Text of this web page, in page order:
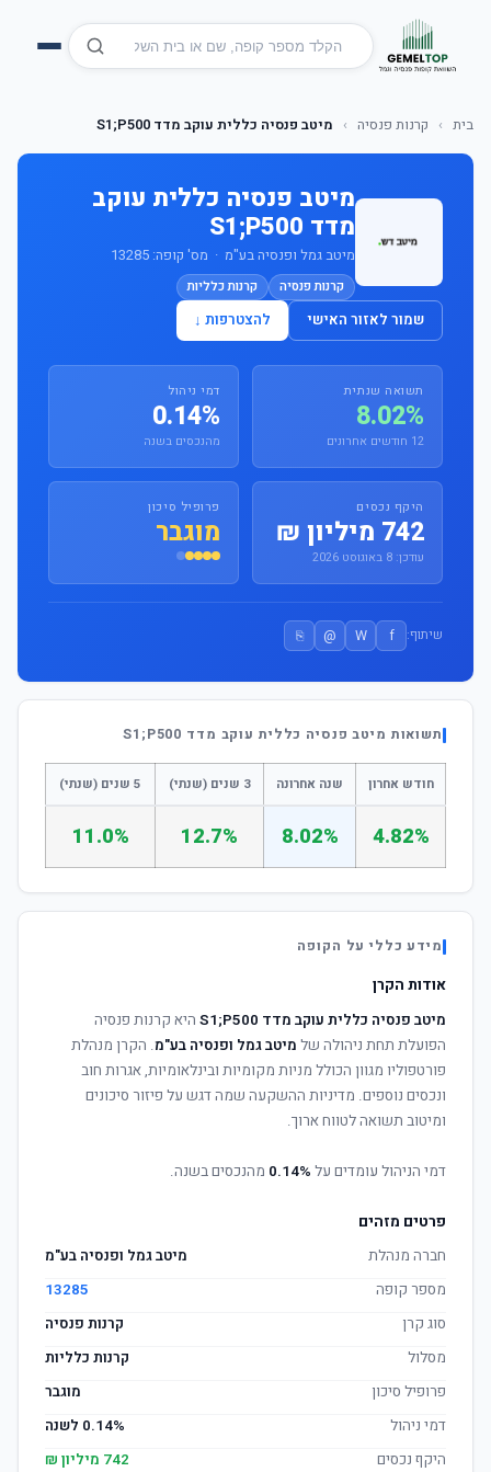
בית › קרנות פנסיה › מיטב פנסיה כללית עוקב מדד S1;P500
מיטב פנסיה כללית עוקב
מדד S1;P500
מיטב גמל ופנסיה בע"מ · מס' קופה: 13285
קרנות פנסיה קרנות כלליות
שמור לאזור האישי להצטרפות ↓
תשואה שנתית
8.02%
12 חודשים אחרונים
דמי ניהול
0.14%
מהנכסים בשנה
היקף נכסים
742 מיליון ₪
עודכן: 8 באוגוסט 2026
פרופיל סיכון
מוגבר
שיתוף: f
W
@
⎘
תשואות מיטב פנסיה כללית עוקב מדד S1;P500
חודש אחרון שנה אחרונה 3 שנים (שנתי) 5 שנים (שנתי)
4.82%
8.02%
12.7%
11.0%
מידע כללי על הקופה
אודות הקרן
מיטב פנסיה כללית עוקב מדד S1;P500
היא קרנות פנסיה
הפועלת תחת ניהולה של מיטב גמל ופנסיה בע"מ. הקרן מנהלת
פורטפוליו מגוון הכולל מניות מקומיות ובינלאומיות, אגרות חוב
ונכסים נוספים. מדיניות ההשקעה שמה דגש על פיזור סיכונים
ומיטוב תשואה לטווח ארוך.
דמי הניהול עומדים על 0.14% מהנכסים בשנה.
פרטים מזהים
חברה מנהלת
מיטב גמל ופנסיה בע"מ
מספר קופה
13285
סוג קרן
קרנות פנסיה
מסלול
קרנות כלליות
פרופיל סיכון
מוגבר
דמי ניהול
0.14% לשנה
היקף נכסים
742 מיליון ₪